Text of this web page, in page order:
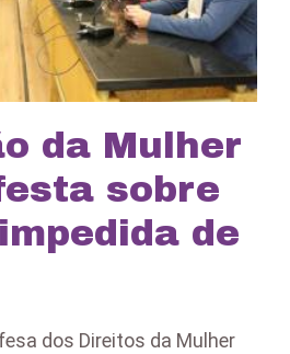
da Mulher
sobre
de
dos Direitos da Mulher